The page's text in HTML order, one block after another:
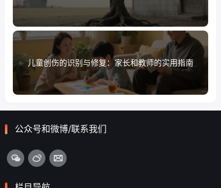
儿童创伤的识别与修复：家长和教师的实用指南
公众号和微博/联系我们